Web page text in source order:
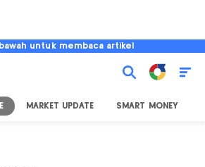
untuk membaca artikel
MARKET UPDATE SMART MONEY